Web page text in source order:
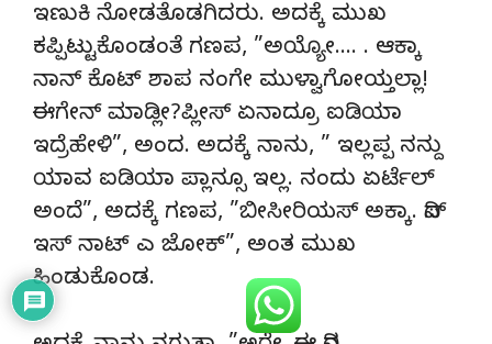
ಇಣುಕಿ ನೋಡತೊಡಗಿದರು. ಅದಕ್ಕೆ ಮುಖ
ಕಪ್ಪಿಟ್ಟುಕೊಂಡಂತೆ ಗಣಪ, ”ಅಯ್ಯೋ…. . ಆಕ್ಕಾ
ನಾನ್ ಕೊಟ್ ಶಾಪ ನಂಗೇ ಮುಳ್ವಾಗೋಯ್ತಲ್ಲಾ!
ಈಗೇನ್ ಮಾಡ್ಲೀ?ಪ್ಲೀಸ್ ಏನಾದ್ರೂ ಐಡಿಯಾ
ಇದ್ರೆಹೇಳಿ”, ಅಂದ. ಅದಕ್ಕೆ ನಾನು, ” ಇಲ್ಲಪ್ಪ ನನ್ದು
ಯಾವ ಐಡಿಯಾ ಪ್ಲಾನ್ಸೂ ಇಲ್ಲ. ನಂದು ಏರ್ಟೆಲ್
ಅಂದೆ”, ಅದಕ್ಕೆ ಗಣಪ, ”ಬೀಸೀರಿಯಸ್ ಅಕ್ಕಾ. ದಿಸ್
ಇಸ್ ನಾಟ್ ಎ ಜೋಕ್”, ಅಂತ ಮುಖ
ಹಿಂಡುಕೊಂಡ.